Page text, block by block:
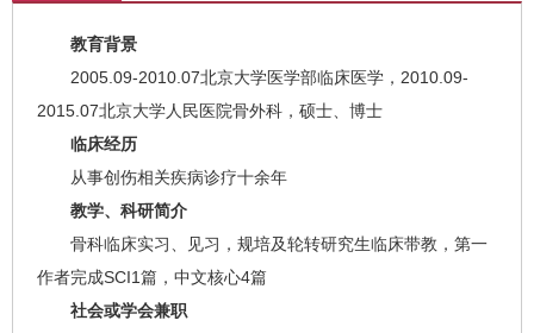
教育背景
2005.09-2010.07北京大学医学部临床医学，2010.09-
2015.07北京大学人民医院骨外科，硕士、博士
临床经历
从事创伤相关疾病诊疗十余年
教学、科研简介
骨科临床实习、见习，规培及轮转研究生临床带教，第一
作者完成SCI1篇，中文核心4篇
社会或学会兼职